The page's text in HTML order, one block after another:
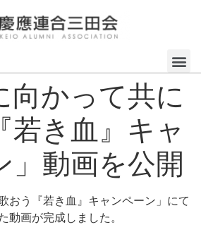
向かって共に
若き血』キャ
」動画を公開
おう『若き血』キャンペーン」にて
動画が完成しました。